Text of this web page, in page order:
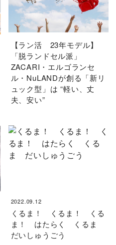
【ラン活 23年モデル】
「脱ランドセル派」
ZACARI・エルゴランセ
ル・NuLANDが創る「新リ
ュック型」は “軽い、丈
夫、安い”
2022.09.12
くるま！ くるま！ くる
ま！ はたらく くるま
だいしゅうごう